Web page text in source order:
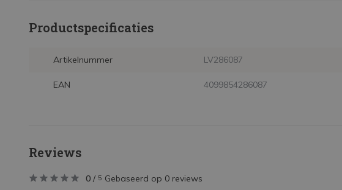
Productspecificaties
Artikelnummer LV286087
EAN 4099854286087
Reviews
0 / 5 Gebaseerd op 0 reviews